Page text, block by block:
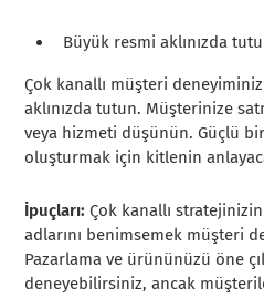
Büyük resmi aklınızda
Çok kanallı müşteri
aklınızda tutun. Müşterinize
veya hizmeti düşünün. Güçlü
oluşturmak için kitlenin
İpuçları: Çok kanallı
adlarını benimsemek müşteri
Pazarlama ve ürününüzü öne
deneyebilirsiniz, ancak